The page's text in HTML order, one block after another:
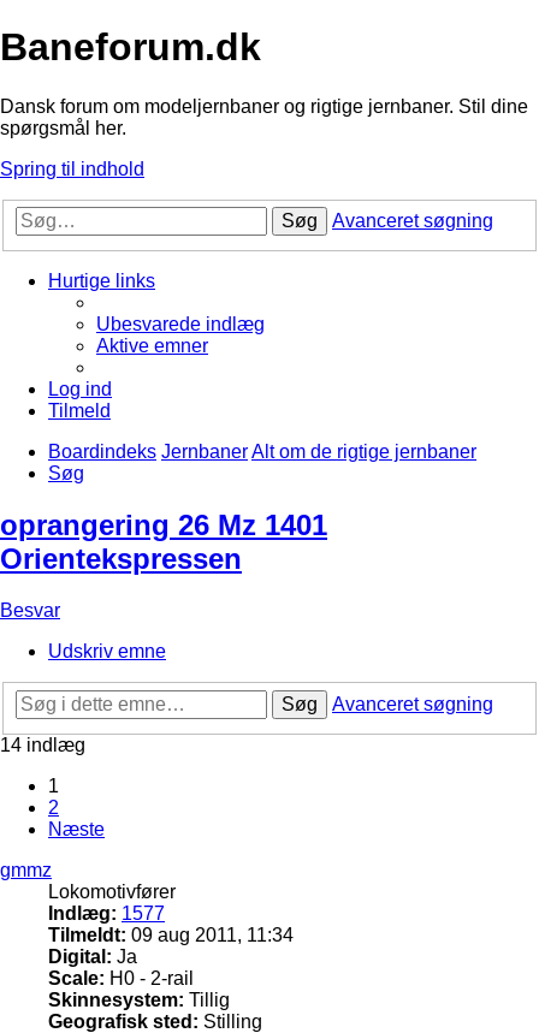
Baneforum.dk
Dansk forum om modeljernbaner og rigtige jernbaner. Stil dine
spørgsmål her.
Spring til indhold
Søg Avanceret søgning
Hurtige links
Ubesvarede indlæg
Aktive emner
Log ind
Tilmeld
Boardindeks JernbanerAlt om de rigtige jernbaner
Søg
oprangering 26 Mz 1401
Orientekspressen
Besvar
Udskriv emne
Søg
Avanceret søgning
14 indlæg
1
2
Næste
gmmz
Lokomotivfører
Indlæg: 1577
Tilmeldt: 09 aug 2011, 11:34
Digital: Ja
Scale: H0 - 2-rail
Skinnesystem: Tillig
Geografisk sted: Stilling